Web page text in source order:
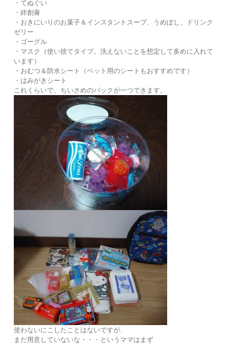
・てぬぐい
・絆創膏
・おきにいりのお菓子＆インスタントスープ、うめぼし、ドリンク
ゼリー
・ゴーグル
・マスク（使い捨てタイプ。洗えないことを想定して多めに入れて
います）
・おむつ＆防水シート（ペット用のシートもおすすめです）
・はみがきシート
これくらいで、ちいさめのパックが一つできます。
使わないにこしたことはないですが、
まだ用意していないな・・・というママはまず